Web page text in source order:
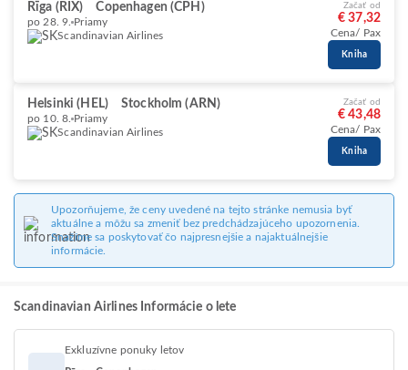
Rīga (RIX) Copenhagen (CPH)
po 28. 9. Priamy
Scandinavian Airlines
Začať od
€ 37,32
Cena/ Pax
Kniha
Helsinki (HEL) Stockholm (ARN)
po 10. 8. Priamy
Scandinavian Airlines
Začať od
€ 43,48
Cena/ Pax
Kniha
Upozorňujeme, že ceny uvedené na tejto stránke nemusia byť
aktuálne a môžu sa zmeniť bez predchádzajúceho upozornenia.
Snažíme sa poskytovať čo najpresnejšie a najaktuálnejšie
informácie.
Scandinavian Airlines Informácie o lete
Exkluzívne ponuky letov